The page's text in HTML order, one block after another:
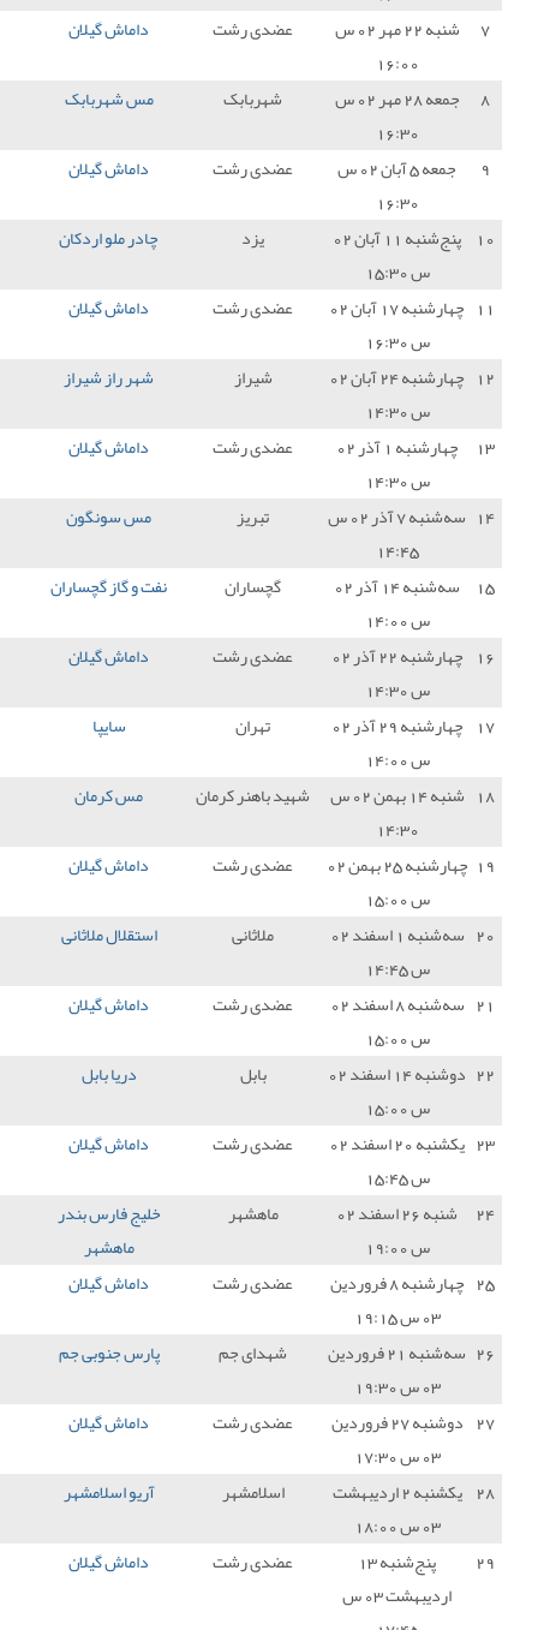
رشت داماش گیلان 3 - 2
خلیج فارس بندر
مس شهربابک 3 - 2 داماش گیلان
رشت داماش گیلان 1 - 1 پارس جنوبی جم
چادر ملو اردکان 2 - 0 داماش گیلان
رشت داماش گیلان 1 - 0 آریو اسلامشهر
شهر راز شیراز 1 - 0 داماش گیلان
رشت داماش گیلان 0 - 0 نفت مسجد سلیمان
مس سونگون 2 - 1 داماش گیلان
نفت و گاز گچساران 3 - 0 داماش گیلان
رشت داماش گیلان 1 - 1 خوشه طلایی ساوه
سایپا 1 - 0 داماش گیلان
کرمان مس کرمان 0 - 0 داماش گیلان
رشت داماش گیلان 1 - 1 فجر سپاسی
ملاثانی استقلال ملاثانی 2 - 1 داماش گیلان
رشت داماش گیلان 0 - 1 خیبر خرم آباد
دریا بابل 2 - 0 داماش گیلان
رشت داماش گیلان 2 - 0 شهرداری آستارا
ماهشهر
خلیج فارس بندر
ماهشهر
2 - 0 داماش گیلان
رشت داماش گیلان 2 - 1 مس شهربابک
جم پارس جنوبی جم 3 - 2 داماش گیلان
رشت داماش گیلان 0 - 0 چادر ملو اردکان
آریو اسلامشهر 2 - 0 داماش گیلان
رشت داماش گیلان 1 - 0 شهر راز شیراز